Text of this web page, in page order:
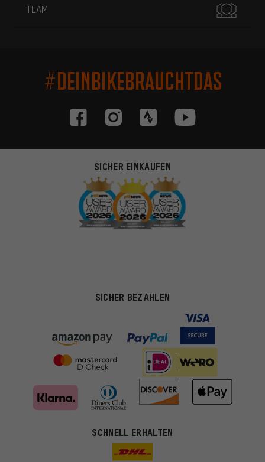
TEAM
#DEINBIKEBRAUCHTDAS
SICHER EINKAUFEN
SICHER BEZAHLEN
SCHNELL ERHALTEN